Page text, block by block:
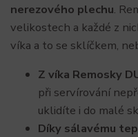
nerezového plechu.
velikostech a každé z
víka a to se sklíčkem,
Z víka Remosky
při servírování
uklidíte i do malé
Díky sálavému